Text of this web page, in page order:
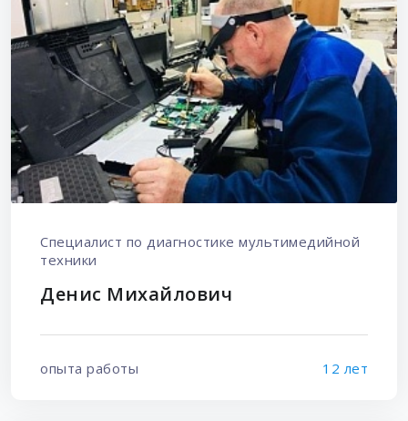
Специалист по диагностике мультимедийной
техники
Денис Михайлович
опыта работы 12 лет